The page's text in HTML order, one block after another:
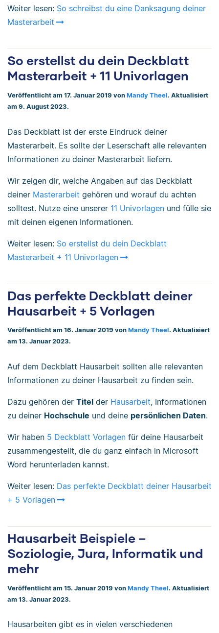
Weiter lesen: So schreibst du eine Danksagung deiner
Masterarbeit
So erstellst du dein Deckblatt
Masterarbeit + 11 Univorlagen
Veröffentlicht am 17. Januar 2019 von Mandy Theel. Aktualisiert
am 9. August 2023.
Das Deckblatt ist der erste Eindruck deiner
Masterarbeit. Es sollte der Leserschaft alle relevanten
Informationen zu deiner Masterarbeit liefern.
Wir zeigen dir, welche Angaben auf das Deckblatt
deiner Masterarbeit gehören und worauf du achten
solltest. Nutze eine unserer 11 Univorlagen und fülle sie
mit deinen eigenen Informationen.
Weiter lesen: So erstellst du dein Deckblatt
Masterarbeit + 11 Univorlagen
Das perfekte Deckblatt deiner
Hausarbeit + 5 Vorlagen
Veröffentlicht am 16. Januar 2019 von Mandy Theel. Aktualisiert
am 13. Januar 2023.
Auf dem Deckblatt Hausarbeit sollten alle relevanten
Informationen zu deiner Hausarbeit zu finden sein.
Dazu gehören der Titel der Hausarbeit , Informationen
zu deiner Hochschule und deine persönlichen Daten.
Wir haben 5 Deckblatt Vorlagen für deine Hausarbeit
zusammengestellt, die du ganz einfach in Microsoft
Word herunterladen kannst.
Weiter lesen: Das perfekte Deckblatt deiner Hausarbeit
+ 5 Vorlagen
Hausarbeit Beispiele –
Soziologie, Jura, Informatik und
mehr
Veröffentlicht am 15. Januar 2019 von Mandy Theel. Aktualisiert
am 13. Januar 2023.
Hausarbeiten gibt es in vielen verschiedenen